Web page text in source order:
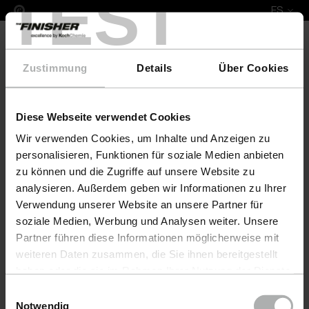
TEST
Zustimmung Details Über Cookies
Diese Webseite verwendet Cookies
Wir verwenden Cookies, um Inhalte und Anzeigen zu
personalisieren, Funktionen für soziale Medien anbieten
zu können und die Zugriffe auf unsere Website zu
analysieren. Außerdem geben wir Informationen zu Ihrer
Verwendung unserer Website an unsere Partner für
soziale Medien, Werbung und Analysen weiter. Unsere
Partner führen diese Informationen möglicherweise mit
weiteren Daten zusammen, die Sie ihnen bereitgestellt
Einstellungen zu den Cookies finden Sie unter
Notwendig
ES
COLOURLOCK Leather Fresh 100 ml Land Rover